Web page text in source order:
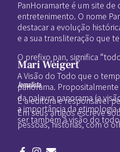
PanHoramarte é um site de
entretenimento. O nome
destacar a evolução
e a sua transliteração que
O prefixo pan, significa
A Visão do Todo que o
panorama.
da palavra panorama (a
a importância da etimologia
ser também a visão do
Mari Weigert
Jornalista
É a editora e responsável
Em seus artigos escreve
pessoas, histórias, com o